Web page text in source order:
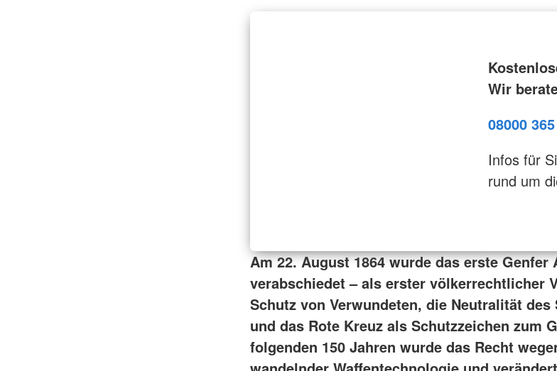
Wir
08000
Infos für
rund um
Am 22. August 1864 wurde das erste Genfer
verabschiedet – als erster völkerrechtlicher
Schutz von Verwundeten, die Neutralität
und das Rote Kreuz als Schutzzeichen zum
folgenden 150 Jahren wurde das Recht